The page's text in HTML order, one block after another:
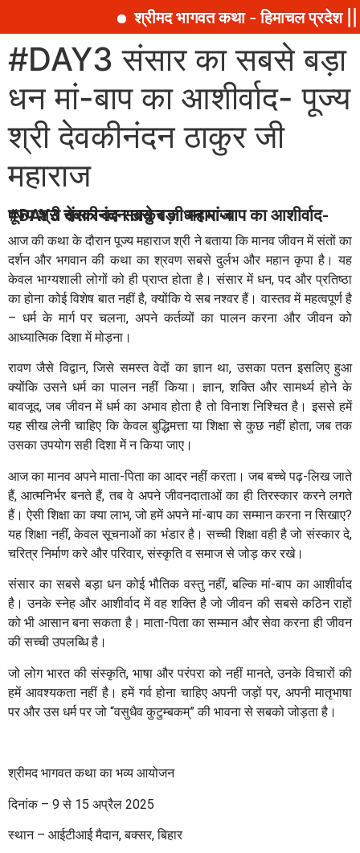
श्रीमद भागवत कथा - हिमाचल
#DAY3 संसार का सबसे बड़ा
धन मां-बाप का आशीर्वाद- पूज्य
श्री देवकीनंदन ठाकुर जी
महाराज
#DAY3 संसार का सबसे बड़ा धन मां-बाप का आशीर्वाद- पूज्य श्री देवकीनंदन ठाकुर जी महाराज
आज की कथा के दौरान पूज्य महाराज श्री ने बताया कि मानव जीवन में संतों का
दर्शन और भगवान की कथा का श्रवण सबसे दुर्लभ और महान कृपा है। यह
केवल भाग्यशाली लोगों को ही प्राप्त होता है। संसार में धन, पद और प्रतिष्ठा
का होना कोई विशेष बात नहीं है, क्योंकि ये सब नश्वर हैं। वास्तव में महत्वपूर्ण है
– धर्म के मार्ग पर चलना, अपने कर्तव्यों का पालन करना और जीवन को
आध्यात्मिक दिशा में मोड़ना।
रावण जैसे विद्वान, जिसे समस्त वेदों का ज्ञान था, उसका पतन इसलिए हुआ
क्योंकि उसने धर्म का पालन नहीं किया। ज्ञान, शक्ति और सामर्थ्य होने के
बावजूद, जब जीवन में धर्म का अभाव होता है तो विनाश निश्चित है। इससे हमें
यह सीख लेनी चाहिए कि केवल बुद्धिमत्ता या शिक्षा से कुछ नहीं होता, जब तक
उसका उपयोग सही दिशा में न किया जाए।
आज का मानव अपने माता-पिता का आदर नहीं करता। जब बच्चे पढ़-लिख जाते
हैं, आत्मनिर्भर बनते हैं, तब वे अपने जीवनदाताओं का ही तिरस्कार करने लगते
हैं। ऐसी शिक्षा का क्या लाभ, जो हमें अपने मां-बाप का सम्मान करना न सिखाए?
यह शिक्षा नहीं, केवल सूचनाओं का भंडार है। सच्ची शिक्षा वही है जो संस्कार दे,
चरित्र निर्माण करे और परिवार, संस्कृति व समाज से जोड़ कर रखे।
संसार का सबसे बड़ा धन कोई भौतिक वस्तु नहीं, बल्कि मां-बाप का आशीर्वाद
है। उनके स्नेह और आशीर्वाद में वह शक्ति है जो जीवन की सबसे कठिन राहों
को भी आसान बना सकता है। माता-पिता का सम्मान और सेवा करना ही जीवन
की सच्ची उपलब्धि है।
जो लोग भारत की संस्कृति, भाषा और परंपरा को नहीं मानते, उनके विचारों की
हमें आवश्यकता नहीं है। हमें गर्व होना चाहिए अपनी जड़ों पर, अपनी मातृभाषा
पर और उस धर्म पर जो “वसुधैव कुटुम्बकम्” की भावना से सबको जोड़ता है।
श्रीमद भागवत कथा का भव्य आयोजन
दिनांक – 9 से 15 अप्रैल 2025
स्थान – आईटीआई मैदान, बक्सर, बिहार